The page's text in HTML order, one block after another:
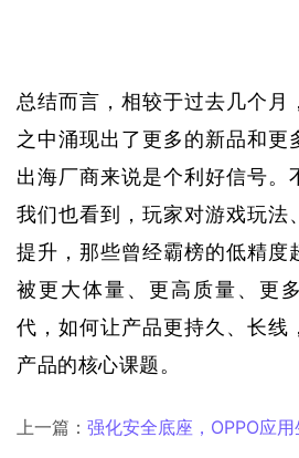
总结而言，相较于过去几个月
之中涌现出了更多的新品和更
出海厂商来说是个利好信号。
我们也看到，玩家对游戏玩法
提升，那些曾经霸榜的低精度
被更大体量、更高质量、更
代，如何让产品更持久、长线
产品的核心课题。
上一篇： 强化安全底座，OPPO应用生态多